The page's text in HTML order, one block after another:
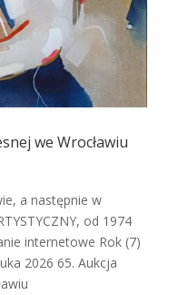
we Wrocławiu
a następnie w
od 1974
internetowe Rok (7)
2026 65. Aukcja